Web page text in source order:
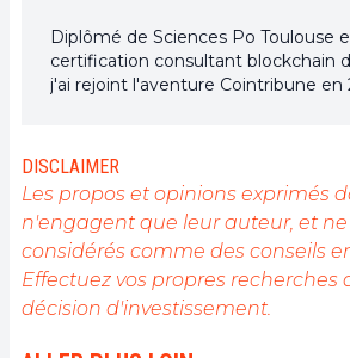
Diplômé de Sciences Po Toulouse
certification consultant blockchain
j'ai rejoint l'aventure Cointribune en
l'engagement de sensibiliser et
public sur cet écosystème en
Mon objectif est de permettre à
comprendre la blockchain et de
opportunités qu'elle offre. Je
de fournir une analyse objective de
décrypter les tendances du marché,
DISCLAIMER
Les propos et opinions exprimés
n'engagent que leur auteur, et
considérés comme des conseils
Effectuez vos propres recherches
décision d'investissement.